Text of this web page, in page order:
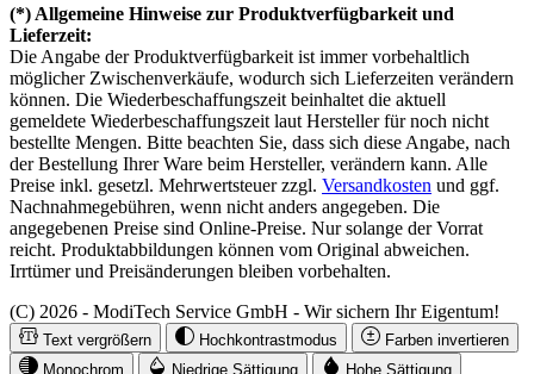
(*) Allgemeine Hinweise zur Produktverfügbarkeit und
Lieferzeit:
Die Angabe der Produktverfügbarkeit ist immer vorbehaltlich
möglicher Zwischenverkäufe, wodurch sich Lieferzeiten verändern
können. Die Wiederbeschaffungszeit beinhaltet die aktuell
gemeldete Wiederbeschaffungszeit laut Hersteller für noch nicht
bestellte Mengen. Bitte beachten Sie, dass sich diese Angabe, nach
der Bestellung Ihrer Ware beim Hersteller, verändern kann. Alle
Preise inkl. gesetzl. Mehrwertsteuer zzgl. Versandkosten und ggf.
Nachnahmegebühren, wenn nicht anders angegeben. Die
angegebenen Preise sind Online-Preise. Nur solange der Vorrat
reicht. Produktabbildungen können vom Original abweichen.
Irrtümer und Preisänderungen bleiben vorbehalten.
(C) 2026 - ModiTech Service GmbH - Wir sichern Ihr Eigentum!
Text vergrößern Hochkontrastmodus
Farben invertieren
Monochrom
Niedrige Sättigung Hohe Sättigung